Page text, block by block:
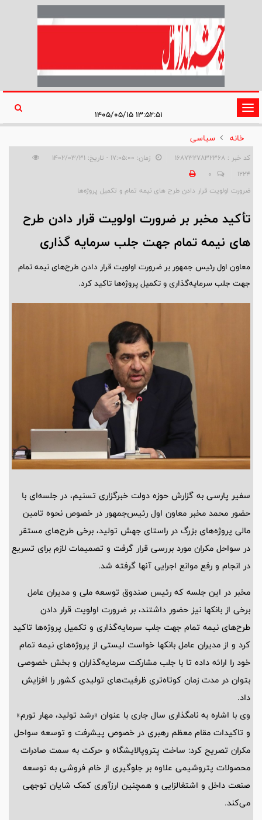
تغییر
وضعیت
ناوبری
خانه
سیاسی
کد خبر : 1687327832368
زمان: ۱۷:۰۵:۰۰ - تاریخ: ۱۴۰۲/۰۳/۳۱
1224
0
ضرورت اولویت قرار دادن طرح های نیمه تمام و تکمیل پروژه‌ها
تأکید مخبر بر ضرورت اولویت قرار دادن طرح
های نیمه تمام جهت جلب سرمایه گذاری
معاون اول رئیس جمهور بر ضرورت اولویت قرار دادن طرح‌های نیمه تمام
جهت جلب سرمایه‌گذاری و تکمیل پروژه‌ها تاکید کرد.
سفیر پارسی به گزارش حوزه دولت خبرگزاری تسنیم، در جلسه‌ای با
حضور محمد مخبر معاون اول رئیس‌جمهور در خصوص نحوه تامین
مالی پروژه‌های بزرگ در راستای جهش تولید، برخی طرح‌های مستقر
در سواحل مکران مورد بررسی قرار گرفت و تصمیمات لازم برای تسریع
در انجام و رفع موانع اجرایی آنها گرفته شد.
مخبر در این جلسه که رئیس صندوق توسعه ملی و مدیران عامل
برخی از بانکها نیز حضور داشتند، بر ضرورت اولویت قرار دادن
طرح‌های نیمه تمام جهت جلب سرمایه‌گذاری و تکمیل پروژه‌ها تاکید
کرد و از مدیران عامل بانکها خواست لیستی از پروژه‌های نیمه تمام
خود را ارائه داده تا با جلب مشارکت سرمایه‌گذاران و بخش خصوصی
بتوان در مدت زمان کوتاه‌تری ظرفیت‌های تولیدی کشور را افزایش
داد.
وی با اشاره به نامگذاری سال جاری با عنوان «رشد تولید، مهار تورم»
و تاکیدات مقام معظم رهبری در خصوص پیشرفت و توسعه سواحل
مکران تصریح کرد: ساخت پتروپالایشگاه و حرکت به سمت صادرات
محصولات پتروشیمی علاوه بر جلوگیری از خام فروشی به توسعه
صنعت داخل و اشتغالزایی و همچنین ارزآوری کمک شایان توجهی
می‌کند.